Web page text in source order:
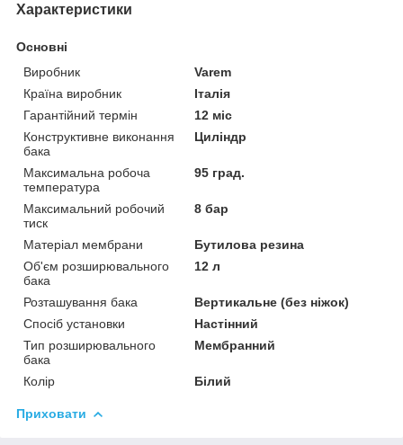
Характеристики
Основні
Виробник
Varem
Країна виробник
Італія
Гарантійний термін
12 міс
Конструктивне виконання
бака
Циліндр
Максимальна робоча
температура
95 град.
Максимальний робочий
тиск
8 бар
Матеріал мембрани
Бутилова резина
Об'єм розширювального
бака
12 л
Розташування бака
Вертикальне (без ніжок)
Спосіб установки
Настінний
Тип розширювального
бака
Мембранний
Колір Білий
Приховати